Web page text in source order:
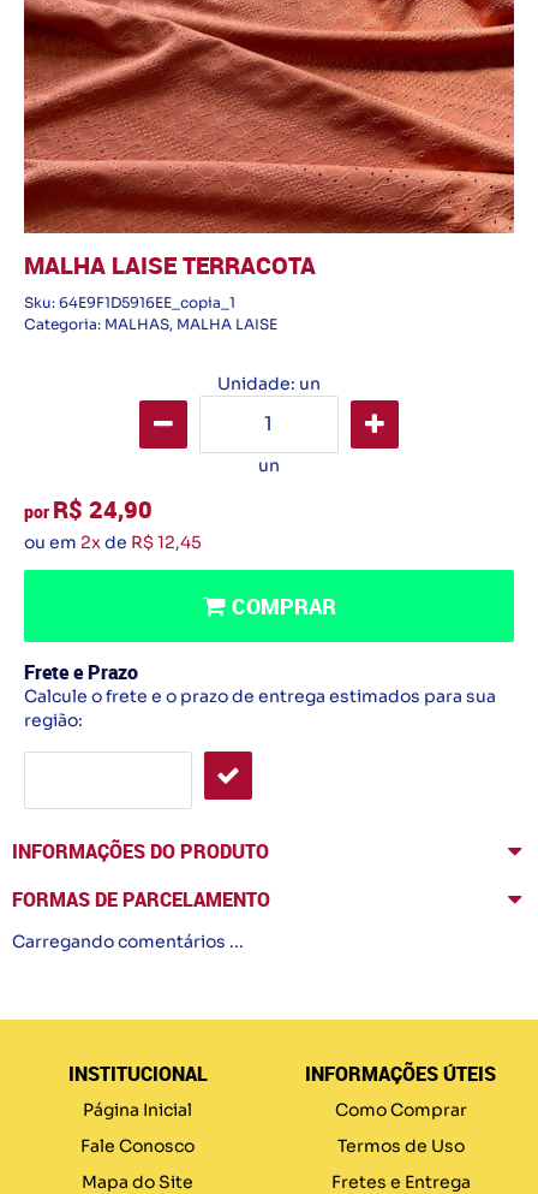
MALHA LAISE TERRACOTA
Sku: 64E9F1D5916EE_copia_1
Categoria: MALHAS, MALHA LAISE
Unidade: un
un
por R$ 24,90
ou em 2xde R$ 12,45
COMPRAR
Frete e Prazo
Calcule o frete e o prazo de entrega estimados para sua
região:
INFORMAÇÕES DO PRODUTO
FORMAS DE PARCELAMENTO
Carregando comentários ...
INSTITUCIONAL
Página Inicial
Fale Conosco
Mapa do Site
INFORMAÇÕES ÚTEIS
Como Comprar
Termos de Uso
Fretes e Entrega